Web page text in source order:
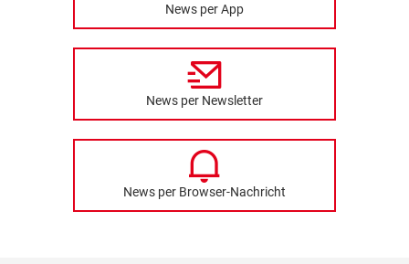
News per App
News per Newsletter
News per Browser-Nachricht